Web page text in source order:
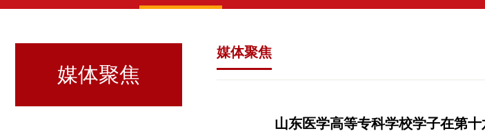
媒体聚焦
媒体聚焦
山东医学高等专科学校学子在第